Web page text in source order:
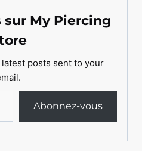
sur My Piercing
posts sent to your
Abonnez-vous